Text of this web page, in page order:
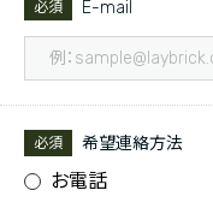
必須 E-mail
必須 希望連絡方法
お電話